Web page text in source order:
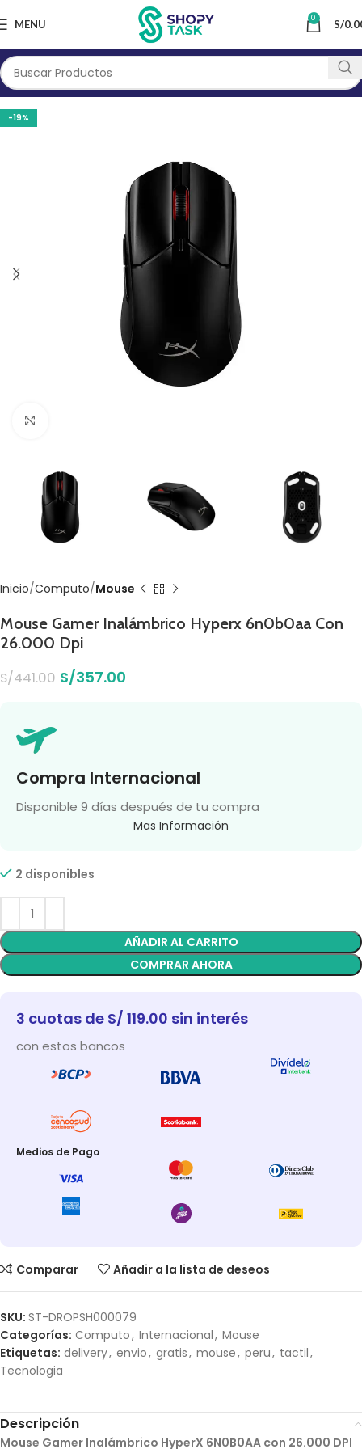
MENU 0 S/
-19%
Inicio Computo Mouse
Mouse Gamer Inalámbrico Hyperx 6n0b0aa Con
26.000 Dpi
S/441.00 S/357.00
Compra Internacional
Disponible 9 días después de tu compra
Mas Información
2 disponibles
AÑADIR AL CARRITO
COMPRAR AHORA
3 cuotas de S/ 119.00 sin interés
con estos bancos
Medios de Pago
Comparar Añadir a la lista de deseos
SKU: ST-DROPSH000079
Categorías: Computo, Internacional, Mouse
Etiquetas: delivery, envio, gratis, mouse, peru, tactil,
Tecnologia
Descripción
Mouse Gamer Inalámbrico HyperX 6N0B0AA con 26.000 DPI